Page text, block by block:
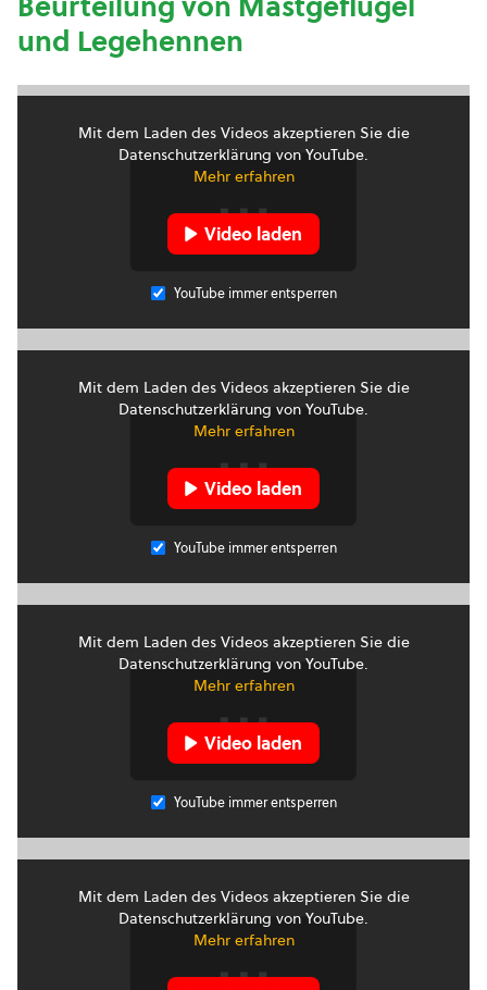
und Legehennen
Mit dem Laden des Videos akzeptieren Sie die
Datenschutzerklärung von YouTube.
Mehr erfahren
Video laden
YouTube immer entsperren
Mit dem Laden des Videos akzeptieren Sie die
Datenschutzerklärung von YouTube.
Mehr erfahren
Video laden
YouTube immer entsperren
Mit dem Laden des Videos akzeptieren Sie die
Datenschutzerklärung von YouTube.
Mehr erfahren
Video laden
YouTube immer entsperren
Mit dem Laden des Videos akzeptieren Sie die
Datenschutzerklärung von YouTube.
Mehr erfahren